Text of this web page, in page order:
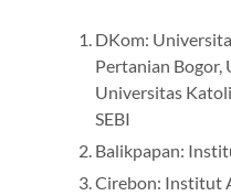
DKom:
Pertanian Bogor,
Universitas
SEBI
Balikpapan:
Cirebon: Institut